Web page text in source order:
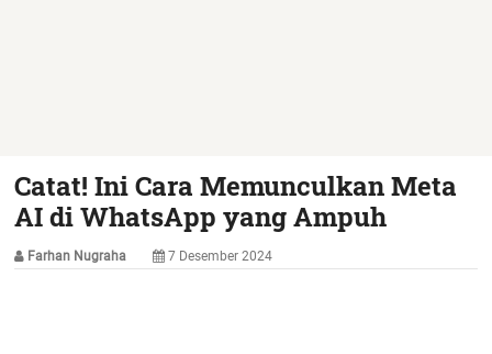
Catat! Ini Cara Memunculkan Meta
AI di WhatsApp yang Ampuh
Farhan Nugraha 7 Desember 2024